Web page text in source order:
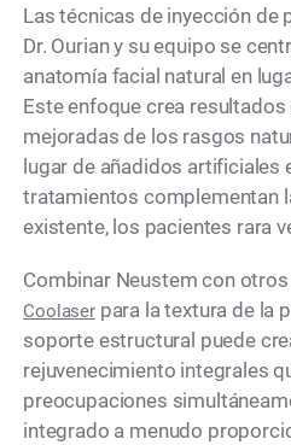
Las técnicas de inyección de
Dr. Ourian y su equipo se
anatomía facial natural en
Este enfoque crea
mejoradas de los rasgos
lugar de añadidos artificiales
tratamientos complementan
existente, los pacientes rara
Combinar Neustem con
Coolaserpara la textura de la
soporte estructural puede
rejuvenecimiento integrales
preocupaciones
integrado a menudo